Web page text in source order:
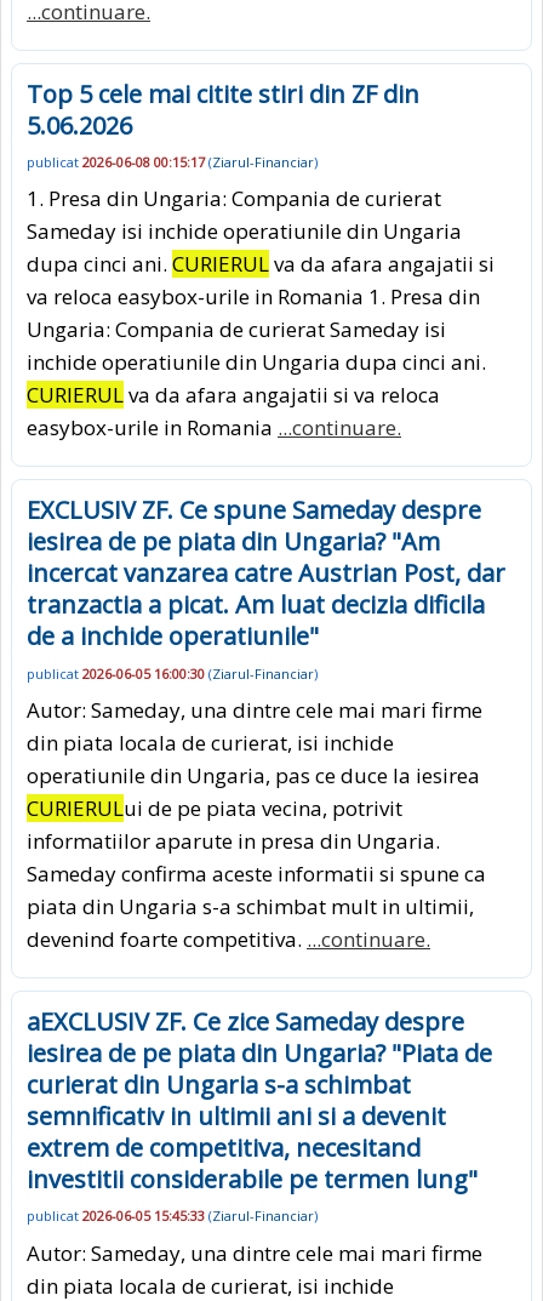
...continuare.
Top 5 cele mai citite stiri din ZF din
5.06.2026
publicat 2026-06-08 00:15:17(Ziarul-Financiar)
1. Presa din Ungaria: Compania de curierat
Sameday isi inchide operatiunile din Ungaria
dupa cinci ani. CURIERULva da afara angajatii si
va reloca easybox-urile in Romania 1. Presa din
Ungaria: Compania de curierat Sameday isi
inchide operatiunile din Ungaria dupa cinci ani.
CURIERULva da afara angajatii si va reloca
easybox-urile in Romania ...continuare.
EXCLUSIV ZF. Ce spune Sameday despre
iesirea de pe piata din Ungaria? "Am
incercat vanzarea catre Austrian Post, dar
tranzactia a picat. Am luat decizia dificila
de a inchide operatiunile"
publicat 2026-06-05 16:00:30 (Ziarul-Financiar)
Autor: Sameday, una dintre cele mai mari firme
din piata locala de curierat, isi inchide
operatiunile din Ungaria, pas ce duce la iesirea
CURIERULui de pe piata vecina, potrivit
informatiilor aparute in presa din Ungaria.
Sameday confirma aceste informatii si spune ca
piata din Ungaria s-a schimbat mult in ultimii,
devenind foarte competitiva. ...continuare.
aEXCLUSIV ZF. Ce zice Sameday despre
iesirea de pe piata din Ungaria? "Piata de
curierat din Ungaria s-a schimbat
semnificativ in ultimii ani si a devenit
extrem de competitiva, necesitand
investitii considerabile pe termen lung"
publicat 2026-06-05 15:45:33 (Ziarul-Financiar)
Autor: Sameday, una dintre cele mai mari firme
din piata locala de curierat, isi inchide